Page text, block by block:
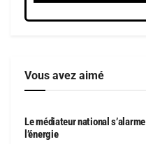
Vous avez aimé
Le médiateur national
l’énergie